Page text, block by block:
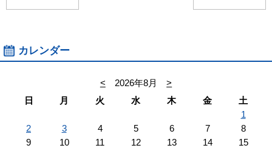
カレンダー
< 2026年8月
>
日
月 火 水 木 金
土
1
2
3 4 5 6 7
8
9
10 11 12 13 14
15